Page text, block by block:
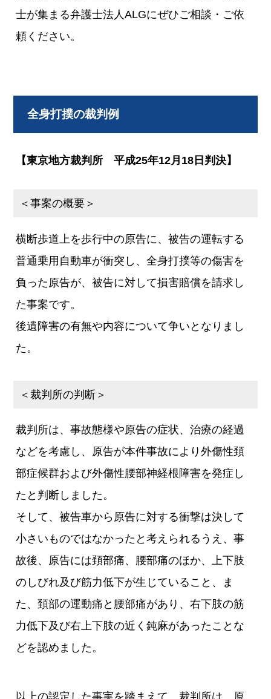
士が集まる弁護士法人ALGにぜひご相談・ご依
頼ください。
全身打撲の裁判例
【東京地方裁判所 平成25年12月18日判決】
＜事案の概要＞
横断歩道上を歩行中の原告に、被告の運転する
普通乗用自動車が衝突し、全身打撲等の傷害を
負った原告が、被告に対して損害賠償を請求し
た事案です。
後遺障害の有無や内容について争いとなりまし
た。
＜裁判所の判断＞
裁判所は、事故態様や原告の症状、治療の経過
などを考慮し、原告が本件事故により外傷性頚
部症候群および外傷性腰部神経根障害を発症し
たと判断しました。
そして、被告車から原告に対する衝撃は決して
小さいものではなかったと考えられるうえ、事
故後、原告には頚部痛、腰部痛のほか、上下肢
のしびれ及び筋力低下が生じていること、ま
た、頚部の運動痛と腰部痛があり、右下肢の筋
力低下及び右上下肢の近く鈍麻があったことな
どを認めました。